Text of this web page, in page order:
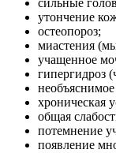
сильные
утончение
остеопороз;
миастения
учащенное
гипергидроз
хроническая
общая
потемнение
появление